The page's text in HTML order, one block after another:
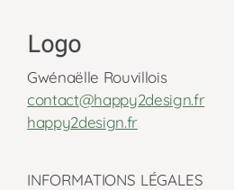
Logo
Gwénaëlle Rouvillois
contact@happy2design.fr
happy2design.fr
INFORMATIONS LÉGALES